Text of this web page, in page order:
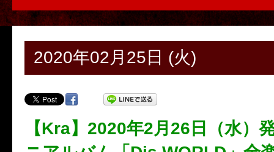
2020年02月25日 (火)
【Kra】2020年2月26日（水）